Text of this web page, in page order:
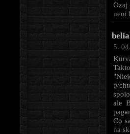
Ozaj
neni
5.
ale
Co
na